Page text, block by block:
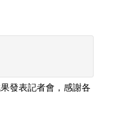
發表記者會，感謝各